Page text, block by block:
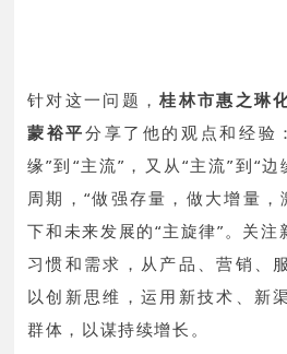
针对这一问题，桂林市惠之琳
蒙裕平分享了他的观点和经验：
缘”到“主流”，又从“主流”到“
周期，“做强存量，做大增量，
下和未来发展的“主旋律”。关
习惯和需求，从产品、营销、
以创新思维，运用新技术、新
群体，以谋持续增长。